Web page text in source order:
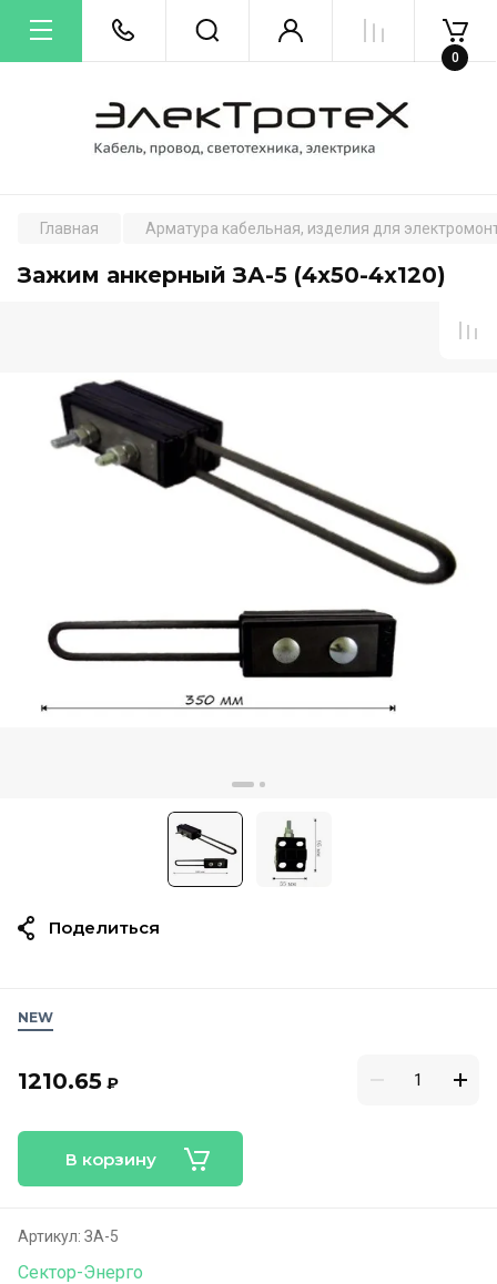
0
Главная Арматура кабельная, изделия для
Зажим анкерный ЗА-5 (4х50-4х120)
NEW
1210.65 ₽
В корзину
Артикул: ЗА-5
Сектор-Энерго
Поделиться